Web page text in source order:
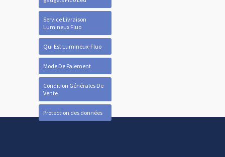
Service Livraison
Lumineux Fluo
Qui Est Lumineux-Fluo
Mode De Paiement
Condition Générales De
Vente
Protection des données